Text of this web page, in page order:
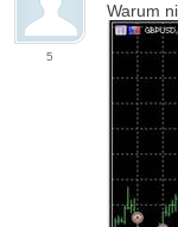
5
Warum